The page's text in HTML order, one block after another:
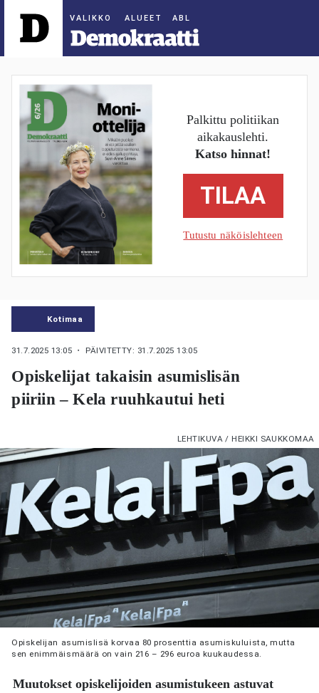
ALUEET
Palkittu politiikan
aikakauslehti.
Katso hinnat!
TILAA
Tutustu näköislehteen
Kotimaa
31.7.2025 13:05 ・ PÄIVITETTY: 31.7.2025 13:05
Opiskelijat takaisin asumislisän
piiriin – Kela ruuhkautui heti
LEHTIKUVA / HEIKKI SAUKKOMAA
Opiskelijan asumislisä korvaa 80 prosenttia asumiskuluista, mutta
sen enimmäismäärä on vain 216 – 296 euroa kuukaudessa.
Muutokset opiskelijoiden asumistukeen astuvat